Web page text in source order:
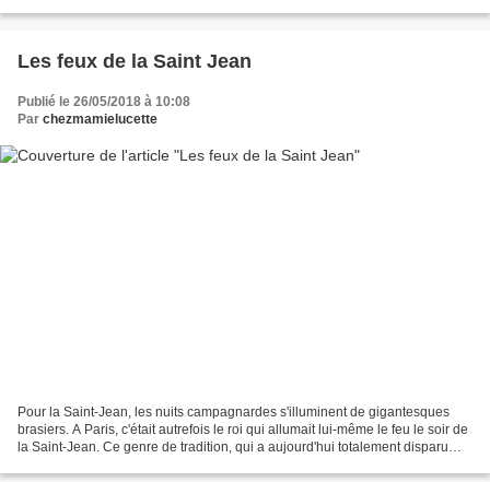
Les feux de la Saint Jean
Publié le 26/05/2018 à 10:08
Par chezmamielucette
Pour la Saint-Jean, les nuits campagnardes s'illuminent de gigantesques
brasiers. A Paris, c'était autrefois le roi qui allumait lui-même le feu le soir de
la Saint-Jean. Ce genre de tradition, qui a aujourd'hui totalement disparu